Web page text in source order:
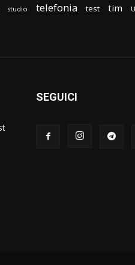
studio telefonia test tim
SEGUICI